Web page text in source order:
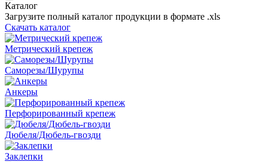
Каталог
Загрузите полный каталог продукции в формате .xls
Скачать каталог
Метрический крепеж
Саморезы/Шурупы
Анкеры
Перфорированный крепеж
Дюбеля/Дюбель-гвозди
Заклепки